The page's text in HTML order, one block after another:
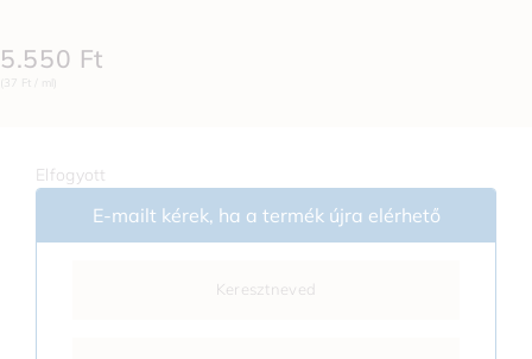
5.550 Ft
(37 Ft / ml)
Elfogyott
E-mailt kérek, ha a termék újra elérhető